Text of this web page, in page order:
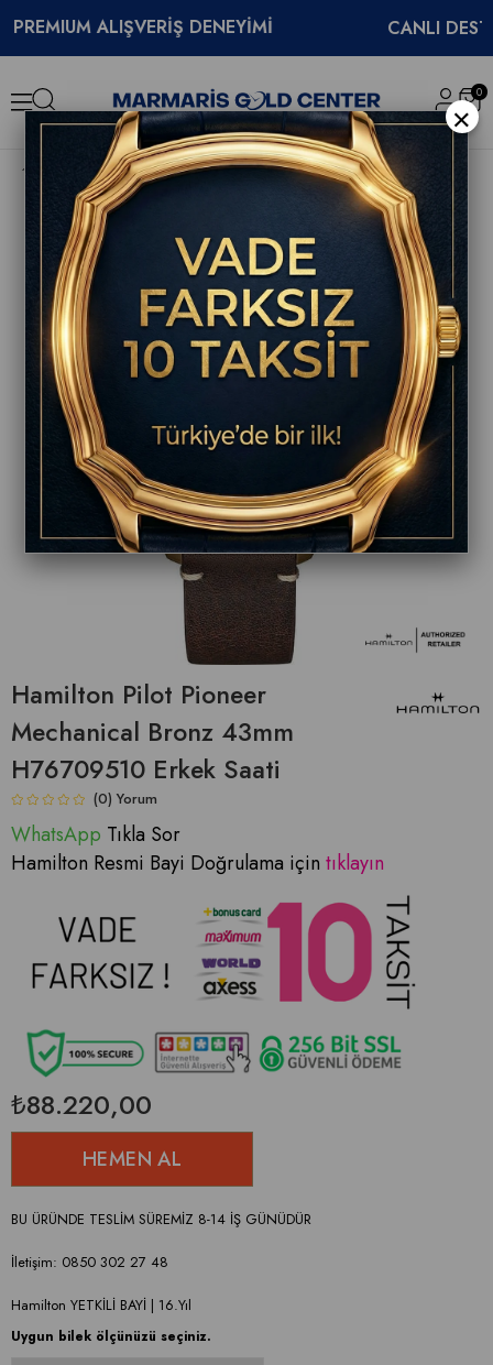
ALIŞVERİŞ DENEYİMİ CANLI DESTEK
0
Hamilton Pilot Pioneer Mechanical Bronz 43mm H76709510 Erkek Saati
Hamilton Pilot Pioneer
Mechanical Bronz 43mm
H76709510 Erkek Saati
(0)
WhatsApp Tıkla Sor
Hamilton Resmi Bayi Doğrulama için tıklayın
₺88.220,00
BU ÜRÜNDE TESLİM SÜREMİZ 8-14 İŞ GÜNÜDÜR
İletişim: 0850 302 27 48
Hamilton YETKİLİ BAYİ | 16.Yıl
Uygun bilek ölçünüzü seçiniz.
×